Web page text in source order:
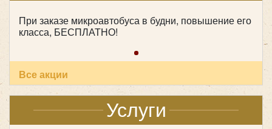
При заказе микроавтобуса в будни, повышение его
класса, БЕСПЛАТНО!
Все акции
Услуги